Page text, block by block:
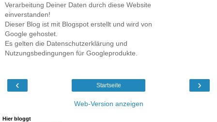
Verarbeitung Deiner Daten durch diese Website
einverstanden!
Dieser Blog ist mit Blogspot erstellt und wird von
Google gehostet.
Es gelten die Datenschutzerklärung und
Nutzungsbedingungen für Googleprodukte.
‹ ›
Startseite
Web-Version anzeigen
Hier bloggt